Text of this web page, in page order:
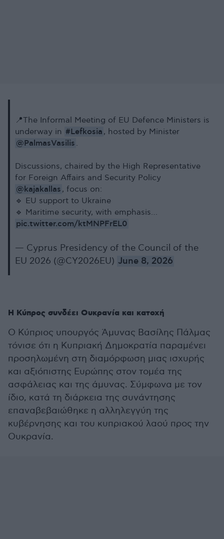
📍The Informal Meeting of EU Defence Ministers is
underway in #Lefkosia , hosted by Minister
@PalmasVasilis .
Discussions, chaired by the High Representative
for Foreign Affairs and Security Policy
@kajakallas , focus on:
🔹 EU support to Ukraine
🔹 Maritime security, with emphasis…
pic.twitter.com/ktMNPFrEL0
— Cyprus Presidency of the Council of the
EU 2026 (@CY2026EU) June 8, 2026
Η Κύπρος συνδέει Ουκρανία και κατοχή
Ο Κύπριος υπουργός Άμυνας Βασίλης Πάλμας
τόνισε ότι η Κυπριακή Δημοκρατία παραμένει
προσηλωμένη στη διαμόρφωση μιας ισχυρής
και αξιόπιστης Ευρώπης στον τομέα της
ασφάλειας και της άμυνας. Σύμφωνα με τον
ίδιο, κατά τη διάρκεια της συνάντησης
επαναβεβαιώθηκε η αλληλεγγύη της
κυβέρνησης και του κυπριακού λαού προς την
Ουκρανία.